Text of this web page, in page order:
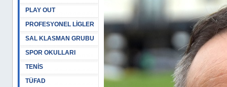
PLAY OUT
PROFESYONEL LİGLER
SAL KLASMAN GRUBU
SPOR OKULLARI
TENİS
TÜFAD